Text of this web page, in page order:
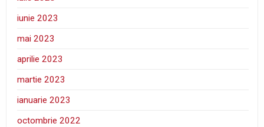
iunie 2023
mai 2023
aprilie 2023
martie 2023
ianuarie 2023
octombrie 2022